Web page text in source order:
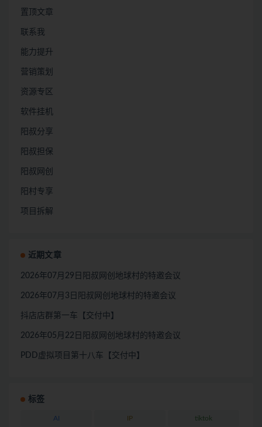
置顶文章
联系我
能力提升
营销策划
资源专区
软件挂机
阳叔分享
阳叔担保
阳叔网创
阳村专享
项目拆解
近期文章
2026年07月29日阳叔网创地球村的特邀会议
2026年07月3日阳叔网创地球村的特邀会议
抖店店群第一车【交付中】
2026年05月22日阳叔网创地球村的特邀会议
PDD虚拟项目第十八车【交付中】
标签
AI IP tiktok